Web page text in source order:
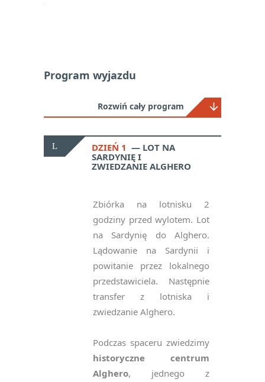
Program wyjazdu
Rozwiń cały program
DZIEŃ 1
LOT NA
SARDYNIĘ I
ZWIEDZANIE ALGHERO
Zbiórka na lotnisku 2
godziny przed wylotem. Lot
na Sardynię do Alghero.
Lądowanie na Sardynii i
powitanie przez lokalnego
przedstawiciela. Następnie
transfer z lotniska i
zwiedzanie Alghero.
Podczas spaceru zwiedzimy
historyczne centrum
Alghero, jednego z